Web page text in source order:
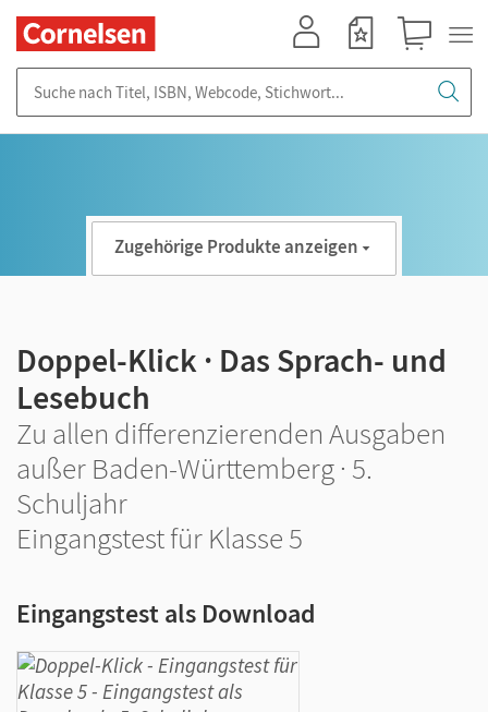
Zugehörige Produkte anzeigen
Doppel-Klick · Das Sprach- und
Lesebuch
Zu allen differenzierenden Ausgaben
außer Baden-Württemberg · 5.
Schuljahr
Eingangstest für Klasse 5
Eingangstest als Download